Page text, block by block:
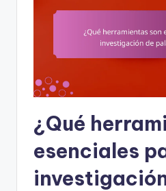
¿Qué
esenciales